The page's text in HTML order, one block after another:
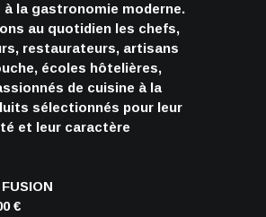
la gastronomie moderne.
au quotidien les chefs,
restaurateurs, artisans
écoles hôtelières,
de cuisine à la
sélectionnés pour leur
et leur caractère
€